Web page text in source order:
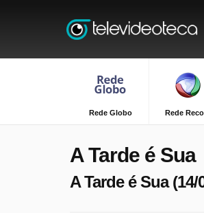
Rede Globo Rede
A Tarde é Sua
A Tarde é Sua